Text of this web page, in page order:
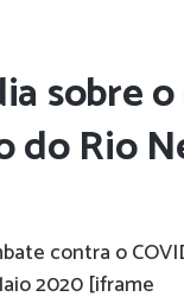
sobre
do Rio
contra o
2020 [iframe